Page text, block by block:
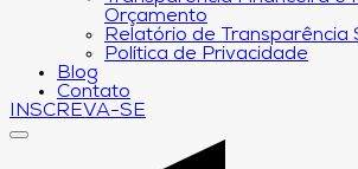
Orçamento
Relatório de Transparência
Política de Privacidade
Blog
Contato
INSCREVA-SE